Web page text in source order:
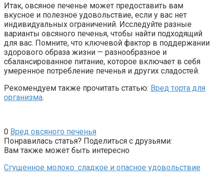
Итак, овсяное печенье может предоставить вам
вкусное и полезное удовольствие, если у вас нет
индивидуальных ограничений. Исследуйте разные
варианты овсяного печенья, чтобы найти подходящий
для вас. Помните, что ключевой фактор в поддержании
здорового образа жизни — разнообразное и
сбалансированное питание, которое включает в себя
умеренное потребление печенья и других сладостей.
Рекомендуем также прочитать статью: Вред торта для
организма.
0 Вред овсяного печенья
Понравилась статья? Поделиться с друзьями:
Вам также может быть интересно
Сгущенное молоко: сладкое и опасное удовольствие